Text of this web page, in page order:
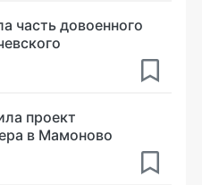
часть довоенного
проект
в Мамоново